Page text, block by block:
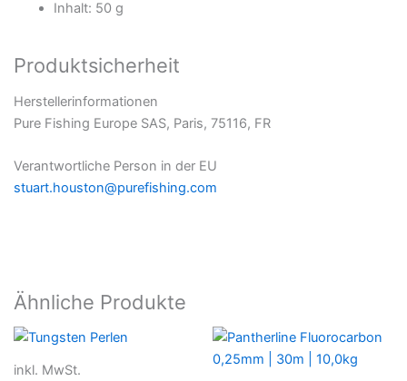
Inhalt: 50 g
Produktsicherheit
Herstellerinformationen
Pure Fishing Europe SAS, Paris, 75116, FR
Verantwortliche Person in der EU
stuart.houston@purefishing.com
Ähnliche Produkte
inkl. MwSt.